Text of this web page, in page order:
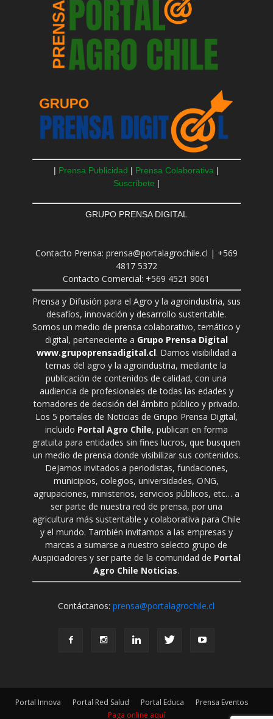
| Prensa Publicidad | Prensa Colaborativa |
Suscríbete |
GRUPO PRENSA DIGITAL
Contacto Prensa: prensa@portalagrochile.cl | +569
4817 5372
Contacto Comercial: +569 4521 9061
Prensa y Difusión para el Agro y la agroindustria, sus
desafíos, innovación y desarrollo sustentable.
Somos un medio de prensa colaborativo, temático y
digital, perteneciente a Grupo Prensa Digital
www.grupoprensadigital.cl. Damos visibilidad a
temas del agro y la agroindustria, mediante la
publicación de contenidos de calidad, con una
audiencia de profesionales de todas las edades y
tomadores de decisión del ámbito público y privado.
Los 5 portales de Noticias de Grupo Prensa Digital,
incluido Portal Agro Chile, publican en forma
gratuita para entidades sin fines lucros, que busquen
un medio de prensa donde visibilizar sus contenidos.
Dejamos invitados a periodistas, fundaciones,
municipios, colegios, universidades, ONG,
agrupaciones, ministerios, servicios públicos, etc… a
ser parte de nuestra red de prensa, por una
agricultura más sustentable y colaborativa para Chile
y el mundo. También invitamos a las empresas y
marcas a sumarse a nuestro selecto grupo de
Auspiciadores y ser parte de la comunidad de Portal
Agro Chile Noticias.
Contáctanos:prensa@portalagrochile.cl
Portal Innova Portal Red Salud Portal Educa
Prensa Eventos
Paga online aquí